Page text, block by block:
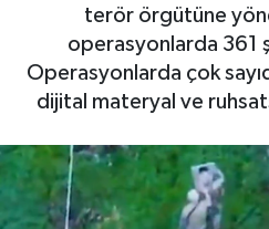
terör örgütüne
operasyonlarda 361
Operasyonlarda çok
dijital materyal ve
EKONOMİ
ELAZIĞ
GÜNDEM
Haber Arşivi